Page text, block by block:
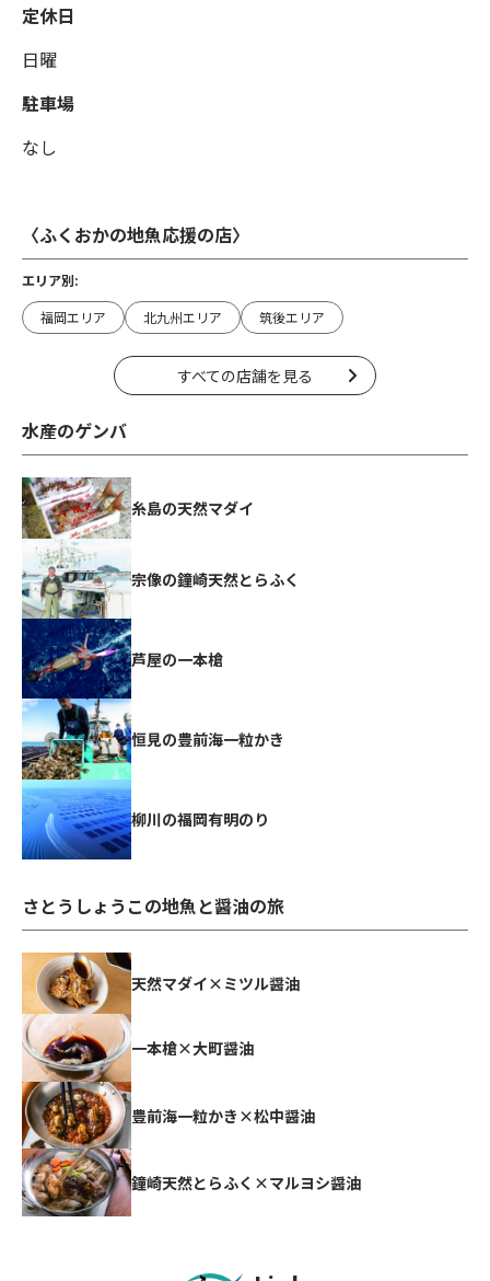
定休日
日曜
駐車場
なし
〈ふくおかの地魚応援の店〉
エリア別:
福岡エリア
北九州エリア 筑後エリア
すべての店舗を見る
水産のゲンバ
糸島の天然マダイ
宗像の鐘崎天然とらふく
芦屋の一本槍
恒見の豊前海一粒かき
柳川の福岡有明のり
さとうしょうこの地魚と醤油の旅
天然マダイ×ミツル醤油
一本槍×大町醤油
豊前海一粒かき×松中醤油
鐘崎天然とらふく×マルヨシ醤油